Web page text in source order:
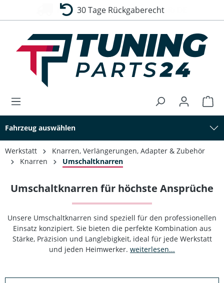
30 Tage Rückgaberecht
Fahrzeug auswählen
Werkstatt
Knarren, Verlängerungen, Adapter & Zubehör
Knarren
Umschaltknarren
Umschaltknarren für höchste Ansprüche
Unsere Umschaltknarren sind speziell für den professionellen
Einsatz konzipiert. Sie bieten die perfekte Kombination aus
Stärke, Präzision und Langlebigkeit, ideal für jede Werkstatt
und jeden Heimwerker. weiterlesen...